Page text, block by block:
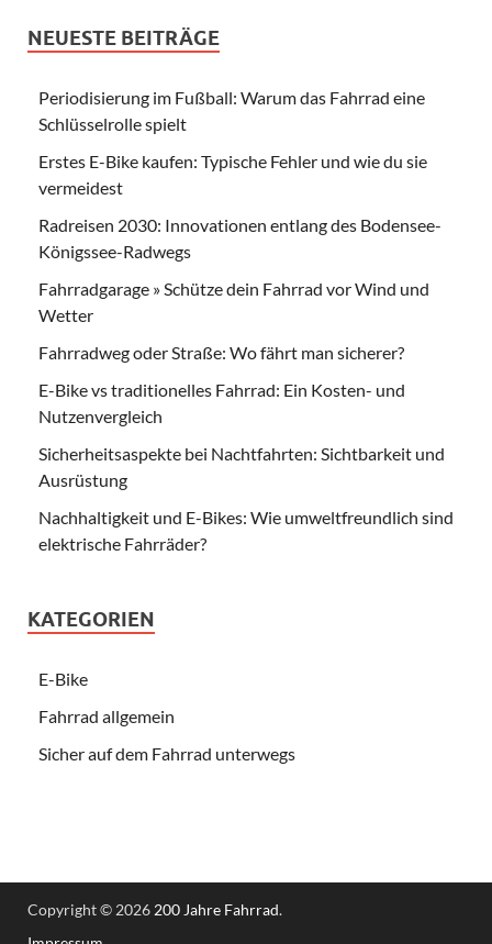
NEUESTE BEITRÄGE
Periodisierung im Fußball: Warum das Fahrrad eine
Schlüsselrolle spielt
Erstes E-Bike kaufen: Typische Fehler und wie du sie
vermeidest
Radreisen 2030: Innovationen entlang des Bodensee-
Königssee-Radwegs
Fahrradgarage » Schütze dein Fahrrad vor Wind und
Wetter
Fahrradweg oder Straße: Wo fährt man sicherer?
E-Bike vs traditionelles Fahrrad: Ein Kosten- und
Nutzenvergleich
Sicherheitsaspekte bei Nachtfahrten: Sichtbarkeit und
Ausrüstung
Nachhaltigkeit und E-Bikes: Wie umweltfreundlich sind
elektrische Fahrräder?
KATEGORIEN
E-Bike
Fahrrad allgemein
Sicher auf dem Fahrrad unterwegs
Copyright © 2026200 Jahre Fahrrad.